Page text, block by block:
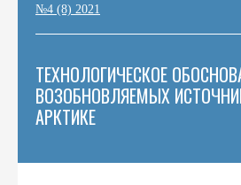
№4 (8) 2021
ТЕХНОЛОГИЧЕСКОЕ
ВОЗОБНОВЛЯЕМЫХ
АРКТИКЕ